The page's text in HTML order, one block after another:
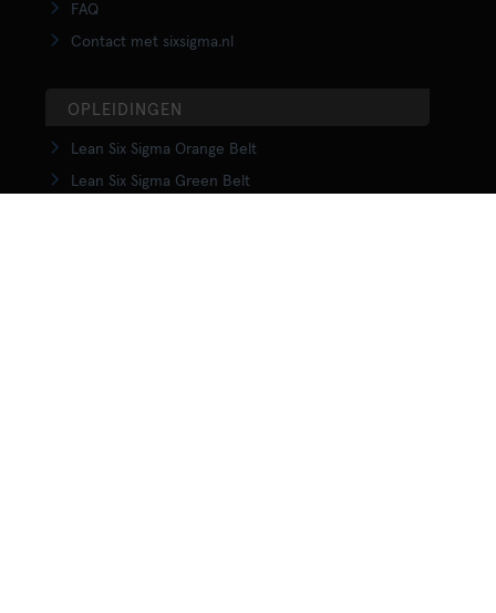
FAQ
Contact met sixsigma.nl
OPLEIDINGEN
Lean Six Sigma Orange Belt
Lean Six Sigma Green Belt